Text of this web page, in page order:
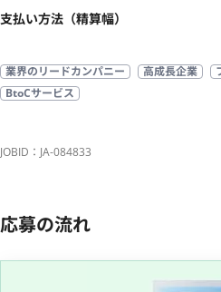
支払い方法（精算幅）
業界のリードカンパニー 高成長企業
BtoCサービス
JOBID：JA-084833
応募の流れ